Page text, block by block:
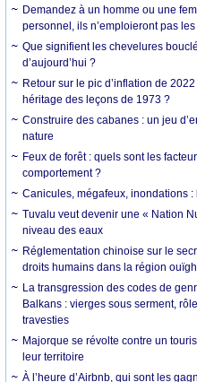
Demandez à un homme ou une
personnel, ils n’emploieront pas
Que signifient les chevelures
d’aujourd’hui ?
Retour sur le pic d’inflation de
héritage des leçons de 1973 ?
Construire des cabanes : un jeu
nature
Feux de forêt : quels sont les
comportement ?
Canicules, mégafeux, inondations :
Tuvalu veut devenir une « Nation
niveau des eaux
Réglementation chinoise sur le
droits humains dans la région
La transgression des codes de
Balkans : vierges sous serment,
travesties
Majorque se révolte contre un
leur territoire
À l’heure d’Airbnb, qui sont les